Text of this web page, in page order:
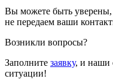
Вы можете быть
не передаем ваши
Возникли вопросы?
Заполните заявку, и наши
ситуации!